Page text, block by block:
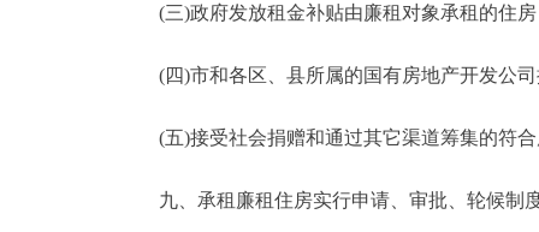
(三)政府发放租金补贴由廉租对象承租的住房
(四)市和各区、县所属的国有房地产开发公司
(五)接受社会捐赠和通过其它渠道筹集的符合
九、承租廉租住房实行申请、审批、轮候制